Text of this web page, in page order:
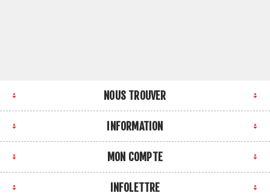
NOUS TROUVER
INFORMATION
MON COMPTE
INFOLETTRE